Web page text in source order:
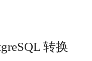
转换